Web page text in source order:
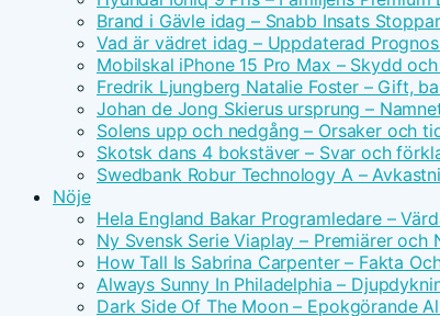
Brand i Gävle idag – Snabb Insats
Vad är vädret idag – Uppdaterad
Mobilskal iPhone 15 Pro Max – Skydd
Fredrik Ljungberg Natalie Foster – Gift,
Johan de Jong Skierus ursprung –
Solens upp och nedgång – Orsaker och
Skotsk dans 4 bokstäver – Svar och
Swedbank Robur Technology A –
Nöje
Hela England Bakar Programledare –
Ny Svensk Serie Viaplay – Premiärer och
How Tall Is Sabrina Carpenter – Fakta
Always Sunny In Philadelphia –
Dark Side Of The Moon – Epokgörande